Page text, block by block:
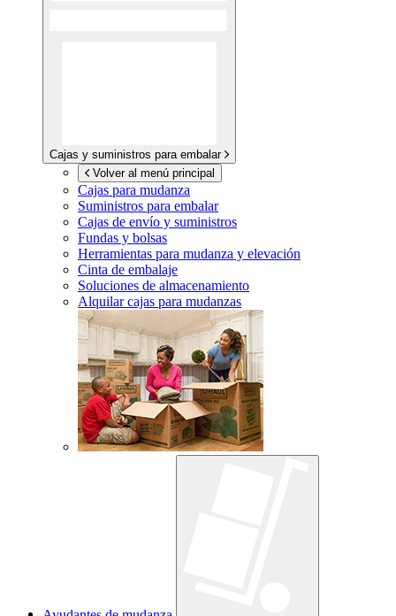
Cajas y suministros para embalar
Volver al menú principal
Cajas para mudanza
Suministros para embalar
Cajas de envío y suministros
Fundas y bolsas
Herramientas para mudanza y elevación
Cinta de embalaje
Soluciones de almacenamiento
Alquilar cajas para mudanzas